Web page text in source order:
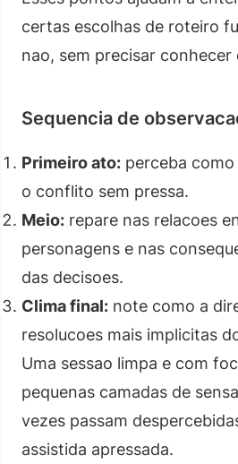
certas escolhas de roteiro
nao, sem precisar
Sequencia de
Primeiro ato: perceba
o conflito sem pressa.
Meio: repare nas relacoes
personagens e nas
das decisoes.
Clima final: note como a
resolucoes mais implicitas
Uma sessao limpa e com
pequenas camadas de
vezes passam
assistida apressada.